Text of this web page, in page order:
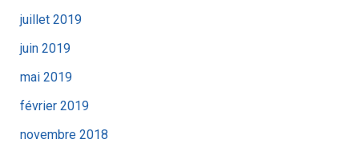
juillet 2019
juin 2019
mai 2019
février 2019
novembre 2018